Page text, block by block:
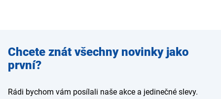
Zadejte
e-mail
Chcete znát všechny novinky jako
první?
Rádi bychom vám posílali naše akce a jedinečné slevy.